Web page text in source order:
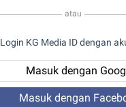
atau
Login KG Media ID dengan
Masuk dengan
Masuk dengan